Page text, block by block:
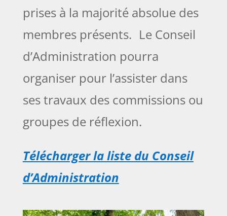
prises à la majorité absolue des
membres présents. Le Conseil
d’Administration pourra
organiser pour l’assister dans
ses travaux des commissions ou
groupes de réflexion.​
Télécharger la liste du Conseil
d’Administration